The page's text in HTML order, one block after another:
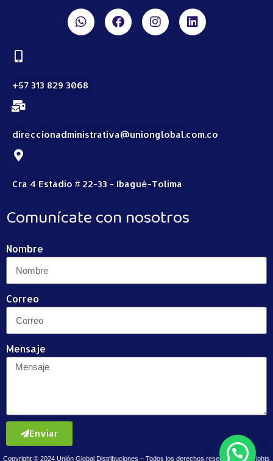
+57 313 829 3068
direccionadministrativa@unionglobal.com.co
Cra 4 Estadio # 22-33 - Ibagué-Tolima
Comunícate con nosotros
Nombre
Correo
Mensaje
Enviar
Copyright © 2024 Unión Global Distribuciones – Todos los derechos reservados / all rights